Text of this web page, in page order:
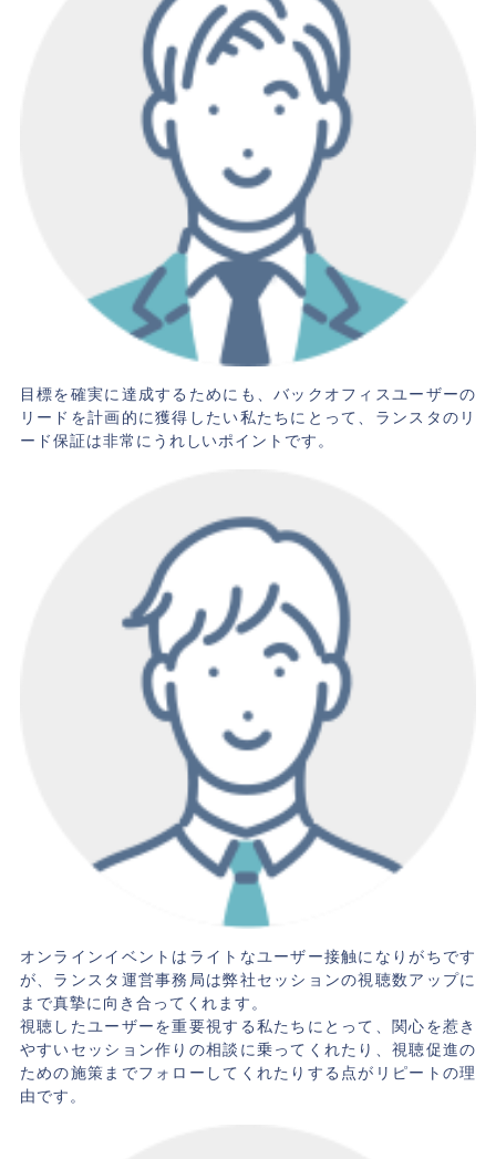
目標を確実に達成するためにも、バックオフィスユーザーの
リードを計画的に獲得したい私たちにとって、ランスタのリ
ード保証は非常にうれしいポイントです。
オンラインイベントはライトなユーザー接触になりがちです
が、ランスタ運営事務局は弊社セッションの視聴数アップに
まで真摯に向き合ってくれます。
視聴したユーザーを重要視する私たちにとって、関心を惹き
やすいセッション作りの相談に乗ってくれたり、視聴促進の
ための施策までフォローしてくれたりする点がリピートの理
由です。